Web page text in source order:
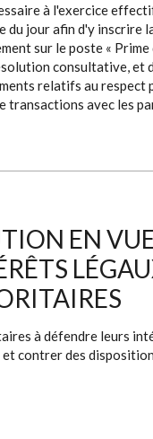
à l'exercice
du jour afin d'y inscrire
sur le poste «
consultative, et
relatifs au
transactions avec les
EN
à défendre leurs
contrer des